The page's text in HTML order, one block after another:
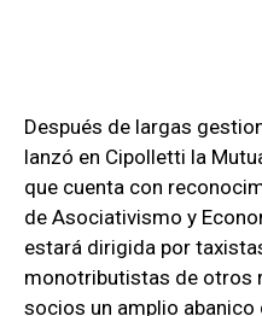
Después de largas
lanzó en Cipolletti la
que cuenta con
de Asociativismo y
estará dirigida por
monotributistas de otros
socios un amplio abanico